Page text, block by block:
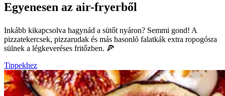
Egyenesen az air-fryerből
Inkább kikapcsolva hagynád a sütőt nyáron? Semmi gond! A
pizzatekercsek, pizzarudak és más hasonló falatkák extra ropogósra
sülnek a légkeveréses fritőzben. 🍕
Tippekhez